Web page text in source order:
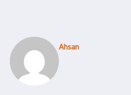
Ahsan